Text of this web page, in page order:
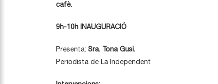
cafè.
9h-10h INAUGURACIÓ
Presenta: Sra. Tona Gusi.
Periodista de La Independent